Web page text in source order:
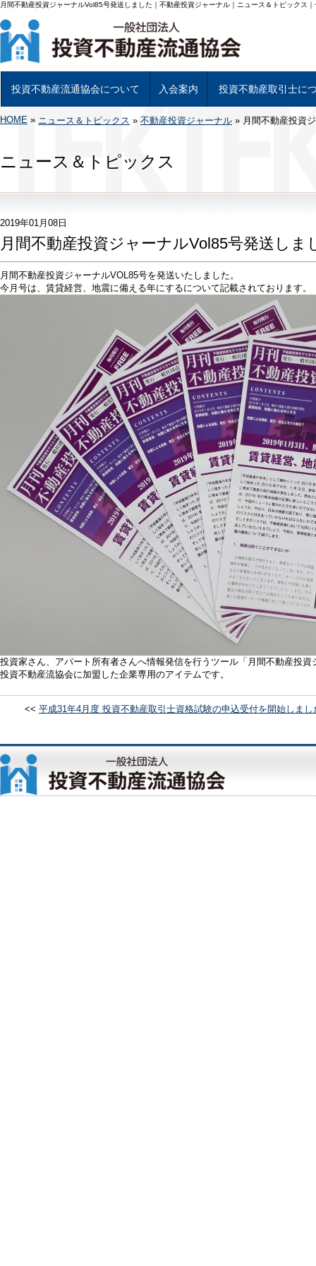
月間不動産投資ジャーナルVol85号発送しました｜不動産投資ジャーナル｜ニュース＆トピックス
投資不動産流通協会について
投資不動産流通協会について
基幹事業について
組織図及び理事
当協会会員一覧
投資不動産専用書類について
アクセス
入会案内
入会について
入会手続き
投資不動産取引士に
投資不動産取引士につ
試験日程と受験申し込み
資格試験 学習教材につ
投資不動産取引士 資
HOME » ニュース＆トピックス » 不動産投資ジャーナル » 月間不動産投資
ニュース＆トピックス
2019年01月08日
月間不動産投資ジャーナルVol85号発送しま
月間不動産投資ジャーナルVOL85号を発送いたしました。
今月号は、賃貸経営、地震に備える年にするについて記載されております。
投資家さん、アパート所有者さんへ情報発信を行うツール「月間不動産投資
投資不動産流協会に加盟した企業専用のアイテムです。
<< 平成31年4月度 投資不動産取引士資格試験の申込受付を開始しまし